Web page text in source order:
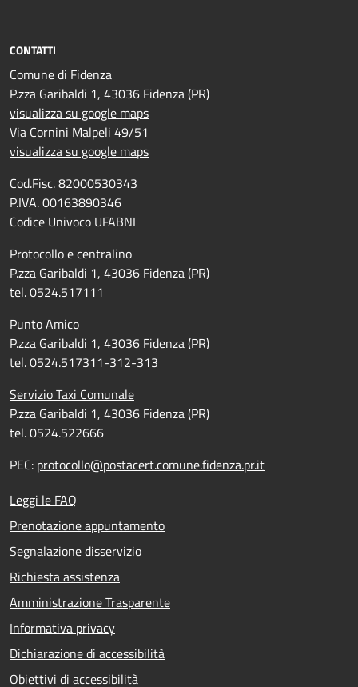
CONTATTI
Comune di Fidenza
P.zza Garibaldi 1, 43036 Fidenza (PR)
visualizza su google maps
Via Cornini Malpeli 49/51
visualizza su google maps
Cod.Fisc. 82000530343
P.IVA. 00163890346
Codice Univoco UFABNI
Protocollo e centralino
P.zza Garibaldi 1, 43036 Fidenza (PR)
tel. 0524.517111
Punto Amico
P.zza Garibaldi 1, 43036 Fidenza (PR)
tel. 0524.517311-312-313
Servizio Taxi Comunale
P.zza Garibaldi 1, 43036 Fidenza (PR)
tel. 0524.522666
PEC: protocollo@postacert.comune.fidenza.pr.it
Leggi le FAQ
Prenotazione appuntamento
Segnalazione disservizio
Richiesta assistenza
Amministrazione Trasparente
Informativa privacy
Dichiarazione di accessibilità
Obiettivi di accessibilità